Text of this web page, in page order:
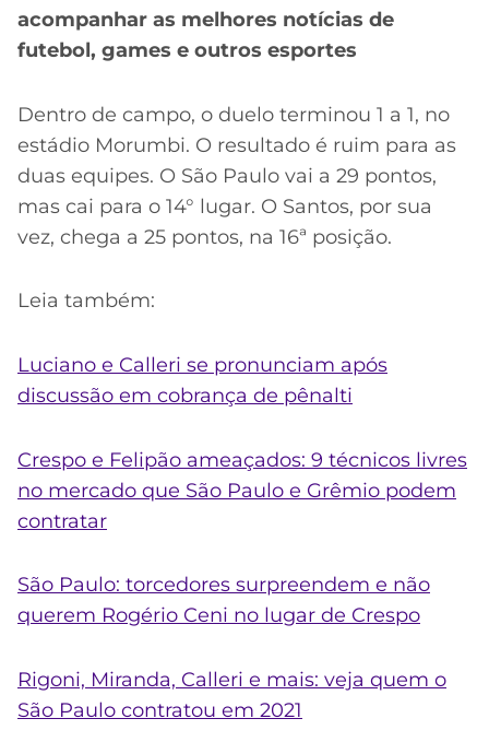
acompanhar as melhores notícias de
futebol, games e outros esportes
Dentro de campo, o duelo terminou 1 a 1, no
estádio Morumbi. O resultado é ruim para as
duas equipes. O São Paulo vai a 29 pontos,
mas cai para o 14° lugar. O Santos, por sua
vez, chega a 25 pontos, na 16ª posição.
Leia também:
Luciano e Calleri se pronunciam após
discussão em cobrança de pênalti
Crespo e Felipão ameaçados: 9 técnicos livres
no mercado que São Paulo e Grêmio podem
contratar
São Paulo: torcedores surpreendem e não
querem Rogério Ceni no lugar de Crespo
Rigoni, Miranda, Calleri e mais: veja quem o
São Paulo contratou em 2021